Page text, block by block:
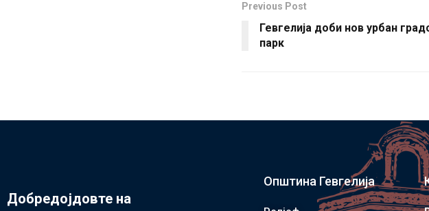
Previous Post
Гевгелија доби нов урбан
парк
Добредојдовте на
Општина Гевгелија